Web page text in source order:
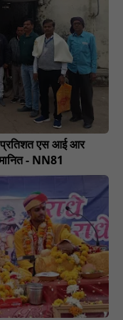
प्रतिशत एस आई आर
- NN81